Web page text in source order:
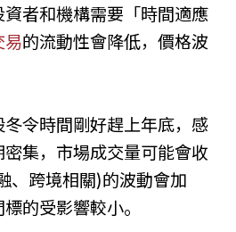
者和機構需要「時間適應
易的流動性會降低，價格波
令時間剛好趕上年底，感
集，市場成交量可能會收
、跨境相關)的波動會加
的受影響較小。